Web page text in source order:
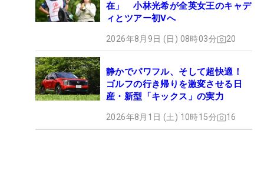
在」 小林光希が全英女王のキャデ
ィとツアー初Vへ
2026年8月9日 (日) 08時03分 20
静かでパワフル、そして超快適！
ゴルフの行き帰りを激変させる日
産・新型「キックス」の実力
2026年8月1日 (土) 10時15分 16